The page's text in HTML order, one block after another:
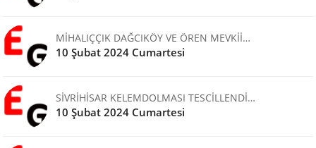
MİHALIÇÇIK DAĞCIKÖY VE ÖREN MEVKİİ…
10 Şubat 2024 Cumartesi
SİVRİHİSAR KELEMDOLMASI TESCİLLENDİ…
10 Şubat 2024 Cumartesi